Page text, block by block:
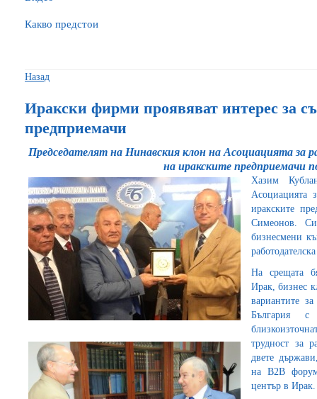
Какво предстои
Назад
Иракски фирми проявяват интерес за
предприемачи
Председателят на Нинавския клон на Асоциацията за
на иракските предприемачи
Хазим
Асоциацията
иракските
Симеонов.
бизнесмени
На срещата
Ирак, бизнес
вариантите
България
трудност за
двете
на B2B
център в Ирак.